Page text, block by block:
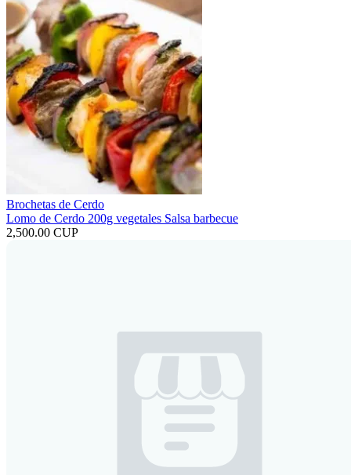
Brochetas de Cerdo
Lomo de Cerdo 200g vegetales Salsa barbecue
2,500.00 CUP